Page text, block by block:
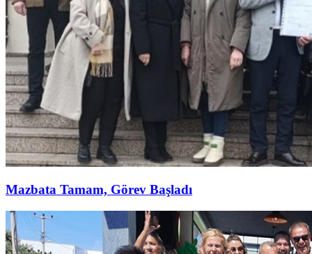
Mazbata Tamam, Görev Başladı